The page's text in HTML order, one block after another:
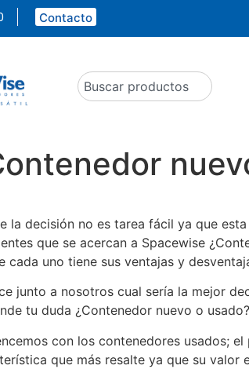
Contacto
la decisión no es tarea fácil ya que
que se acercan a Spacewise
cada uno tiene sus ventajas y
junto a nosotros cual sería la mejor
tu duda ¿Contenedor nuevo o usado?
con los contenedores usados;
que más resalte ya que su valor